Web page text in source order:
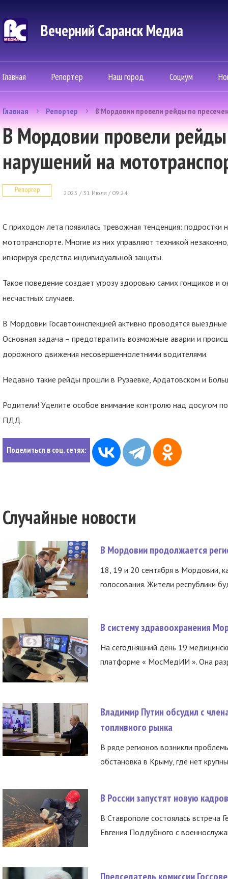
Вечерний Саранск Mедиа
Главная Репортер Наш город Социум
Главная Репортер В Мордовии провели рейды по
В Мордовии провели
нарушений на
Репортер 2025 / 31 Июля / 09:24
С приходом лета появилась тревожная тенденция: подростки
мототранспорте. Многие из них управляют техникой
игнорируя средства индивидуальной защиты.
Такое поведение создает угрозу здоровью самих гонщиков и
несчастных случаев.
В Мордовии Госавтоинспекцией активно проводятся
Основная задача – предотвратить возможные аварии и
дорожного движения несовершеннолетними водителями.
Недавно такие рейды прошли в Рузаевке, Ардатовском и
Родители! Уделите особое внимание контролю над досугом
ПДД.
Поделиться в соц. сетях:
Случайные новости
В Мордовии продолжается
18, 19 и 20 сентября в Мордовии,
голосования. Жители республики
В систему здравоохранения
На сегодняшний день 19
платформе « МосМедИИ ». Она
Владимир Путин обсудил с
топливного рынка
В ряде регионов возникли
обстановка в Крыму, где нет
В России запустят новую
В Ставрополе состоялась встреча
Евгения Поддубного с
Председатель комиссии